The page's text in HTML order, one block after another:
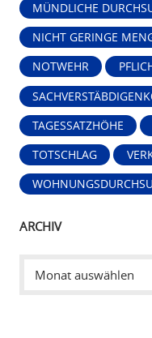
MÜNDLICHE
NICHT GERINGE
NOTWEHR
TAGESSATZHÖHE
TOTSCHLAG
ARCHIV